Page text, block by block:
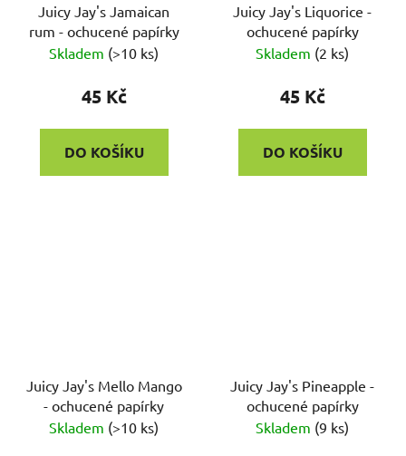
Juicy Jay's Jamaican
rum - ochucené papírky
Skladem (>10 ks)
45 Kč
DO KOŠÍKU
Juicy Jay's Liquorice -
ochucené papírky
Skladem (2 ks)
45 Kč
DO KOŠÍKU
Juicy Jay's Mello Mango
- ochucené papírky
Skladem (>10 ks)
Juicy Jay's Pineapple -
ochucené papírky
Skladem (9 ks)